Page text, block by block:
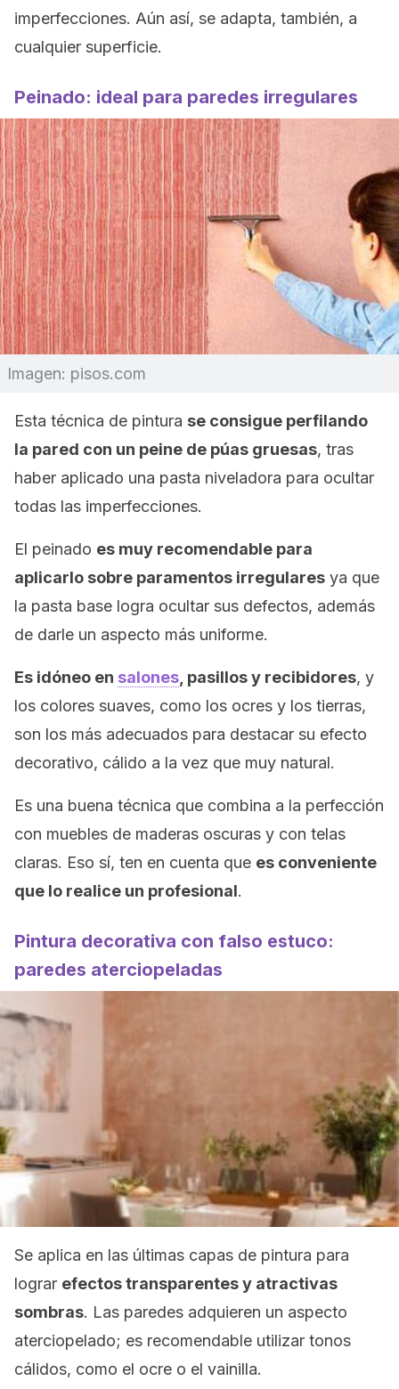
imperfecciones. Aún así, se adapta, también, a
cualquier superficie.
Peinado: ideal para paredes irregulares
Imagen: pisos.com
Esta técnica de pintura se consigue perfilando
la pared con un peine de púas gruesas, tras
haber aplicado una pasta niveladora para ocultar
todas las imperfecciones.
El peinado es muy recomendable para
aplicarlo sobre paramentos irregulares ya que
la pasta base logra ocultar sus defectos, además
de darle un aspecto más uniforme.
Es idóneo en salones , pasillos y recibidores, y
los colores suaves, como los ocres y los tierras,
son los más adecuados para destacar su efecto
decorativo, cálido a la vez que muy natural.
Es una buena técnica que combina a la perfección
con muebles de maderas oscuras y con telas
claras. Eso sí, ten en cuenta que es conveniente
que lo realice un profesional.
Pintura decorativa con falso estuco:
paredes aterciopeladas
Se aplica en las últimas capas de pintura para
lograr efectos transparentes y atractivas
sombras. Las paredes adquieren un aspecto
aterciopelado; es recomendable utilizar tonos
cálidos, como el ocre o el vainilla.